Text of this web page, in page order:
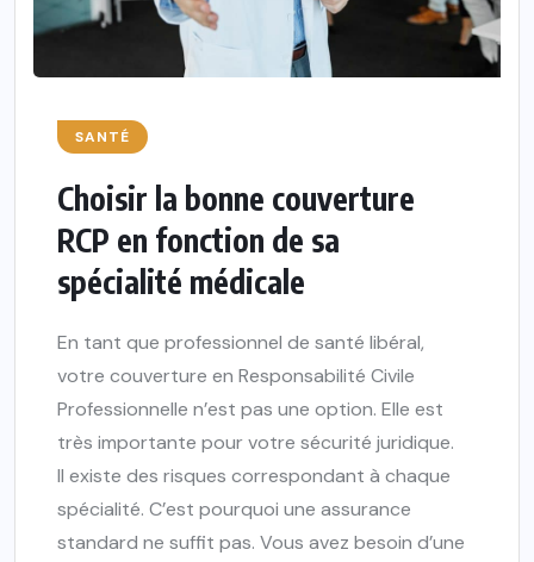
SANTÉ
Choisir la bonne couverture
RCP en fonction de sa
spécialité médicale
En tant que professionnel de santé libéral,
votre couverture en Responsabilité Civile
Professionnelle n’est pas une option. Elle est
très importante pour votre sécurité juridique.
Il existe des risques correspondant à chaque
spécialité. C’est pourquoi une assurance
standard ne suffit pas. Vous avez besoin d’une